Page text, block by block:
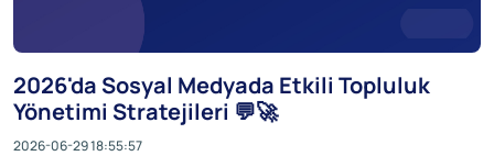
2026'da Sosyal Medyada Etkili Topluluk
Yönetimi Stratejileri 💬🚀
2026-06-29 18:55:57